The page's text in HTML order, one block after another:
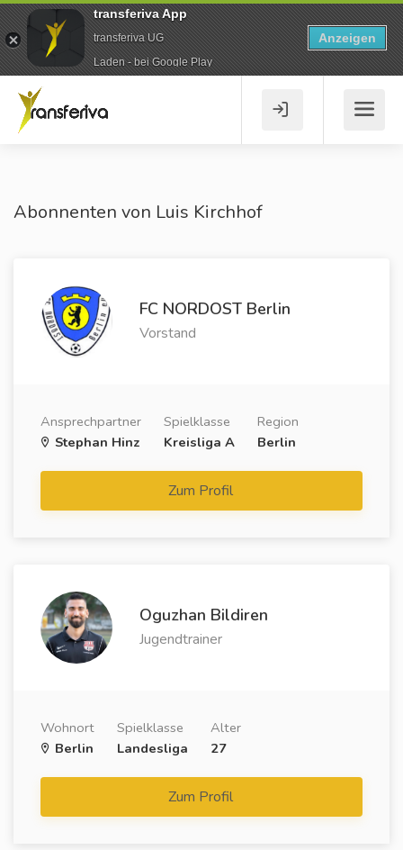
Abonnenten von Luis Kirchhof
FC NORDOST Berlin
Vorstand
Ansprechpartner
Stephan Hinz
Spielklasse
Kreisliga A
Region
Berlin
Zum Profil
Oguzhan Bildiren
Jugendtrainer
Wohnort
Berlin
Spielklasse
Landesliga
Alter
27
Zum Profil
transferiva App
transferiva UG
Laden - bei Google Play
Anzeigen